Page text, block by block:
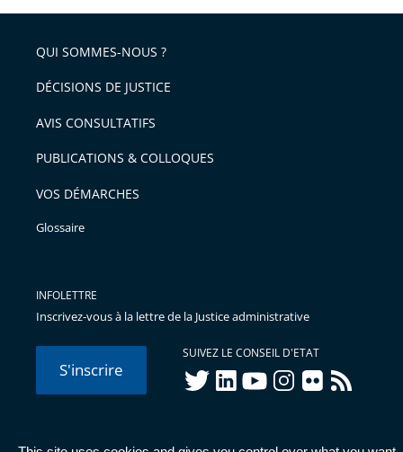
arriver
après
l'article
pour
avant
QUI SOMMES-NOUS ?
DÉCISIONS DE JUSTICE
AVIS CONSULTATIFS
PUBLICATIONS & COLLOQUES
VOS DÉMARCHES
Glossaire
INFOLETTRE
Inscrivez-vous à la lettre de la Justice administrative
S'inscrire
SUIVEZ LE CONSEIL D'ETAT
twitterlinkedInyoutubeinstagram
flickr rss